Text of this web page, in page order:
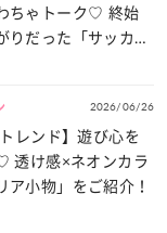
ちゃトーク♡ 終始
りだった「サッカー
2026/06/26
レンド】遊び心を
透け感×ネオンカラ
ア小物」をご紹介！